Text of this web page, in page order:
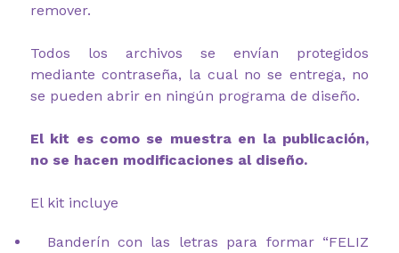
remover.
Todos los archivos se envían protegidos
mediante contraseña, la cual no se entrega, no
se pueden abrir en ningún programa de diseño.
El kit es como se muestra en la publicación,
no se hacen modificaciones al diseño.
El kit incluye
Banderín con las letras para formar “FELIZ